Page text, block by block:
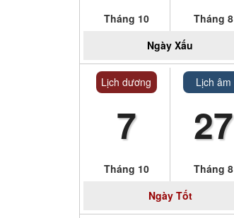
Tháng 10
Tháng 8
Ngày Xấu
Lịch dương
7
Tháng 10
Lịch âm
27
Tháng 8
NgàyTốt